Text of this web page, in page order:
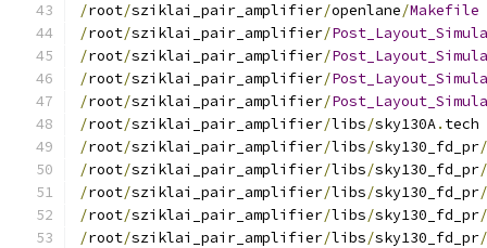
/root/sziklai_pair_amplifier/openlane/Makefile
/root/sziklai_pair_amplifier/
/root/sziklai_pair_amplifier/
/root/sziklai_pair_amplifier/
/root/sziklai_pair_amplifier/
/root/sziklai_pair_amplifier/libs/sky130A. tech
/root/sziklai_pair_amplifier/libs/sky130_fd_pr/
/root/sziklai_pair_amplifier/libs/sky130_fd_pr/
/root/sziklai_pair_amplifier/libs/sky130_fd_pr/
/root/sziklai_pair_amplifier/libs/sky130_fd_pr/
/root/sziklai_pair_amplifier/libs/sky130_fd_pr/